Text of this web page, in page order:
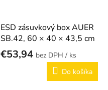
ESD zásuvkový box AUER
SB.42, 60 × 40 × 43,5 cm
€53,94
/ ks
Do košíka